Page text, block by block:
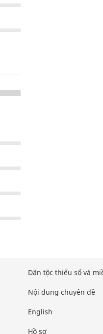
Dân tộc thiểu số và
Nội dung chuyên đề
English
Hồ sơ